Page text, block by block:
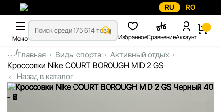
RU RO
Меню ИзбранноеСравнениеАккаунт
...Главная Виды спорта
Активный отдых
Кроссовки Nike COURT BOROUGH MID 2 GS
Назад в каталог